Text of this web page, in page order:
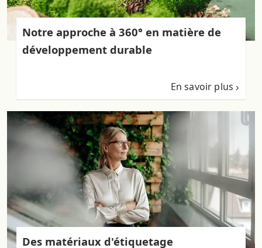
Notre approche à 360° en matière de
développement durable
En savoir plus
Des matériaux d'étiquetage